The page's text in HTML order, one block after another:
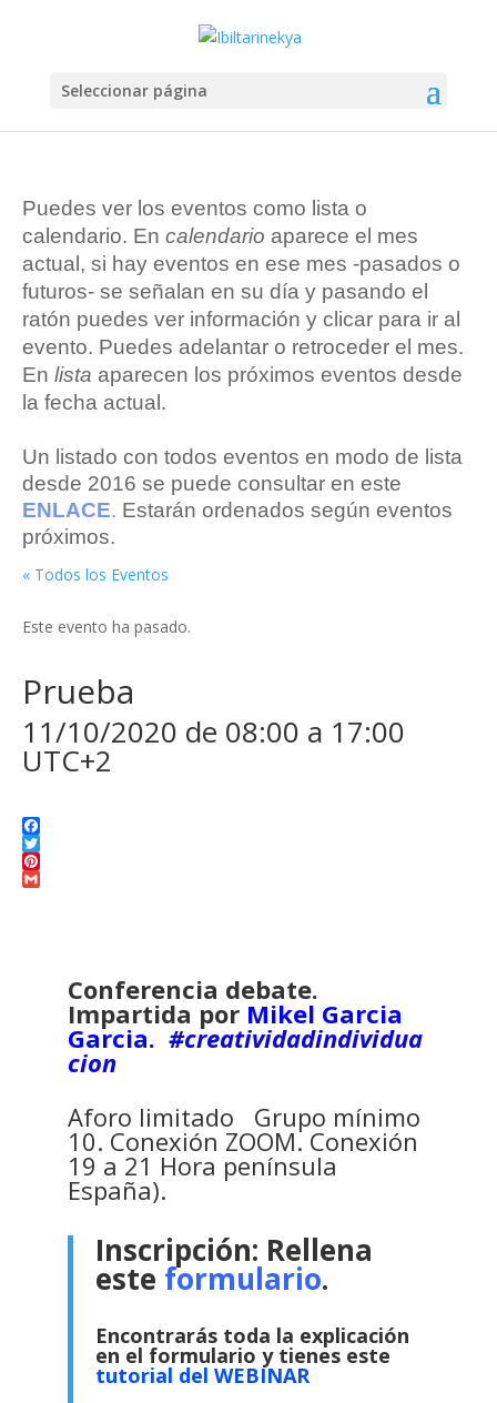
Seleccionar página
Puedes ver los eventos como lista o
calendario. En calendario aparece el mes
actual, si hay eventos en ese mes -pasados o
futuros- se señalan en su día y pasando el
ratón puedes ver información y clicar para ir al
evento. Puedes adelantar o retroceder el mes.
En lista aparecen los próximos eventos desde
la fecha actual.
Un listado con todos eventos en modo de lista
desde 2016 se puede consultar en este
ENLACE. Estarán ordenados según eventos
próximos.
« Todos los Eventos
Este evento ha pasado.
Prueba
11/10/2020 de 08:00 a 17:00
UTC+2
Facebook
Twitter
Pinterest
Conferencia debate.
Impartida por Mikel Garcia
Garcia. #creatividadindividua
cion
Aforo limitado Grupo mínimo
10. Conexión ZOOM. Conexión
19 a 21 Hora península
España).
Inscripción: Rellena
este formulario.
Encontrarás toda la explicación
en el formulario y tienes este
tutorial del WEBINAR